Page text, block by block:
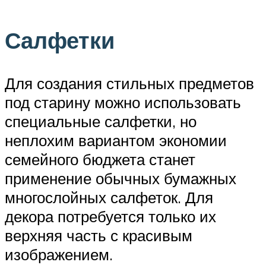
Салфетки
Для создания стильных предметов
под старину можно использовать
специальные салфетки, но
неплохим вариантом экономии
семейного бюджета станет
применение обычных бумажных
многослойных салфеток. Для
декора потребуется только их
верхняя часть с красивым
изображением.